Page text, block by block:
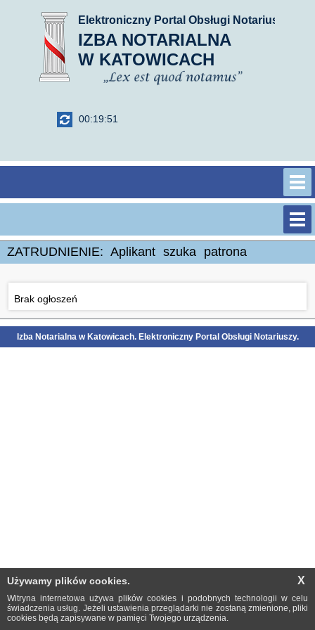
IZBA NOTARIALNA
W KATOWICACH
00:19:51
POMOC
KONTAKT
LOGOWANIE
ZATRUDNIENIE
ZASTĘPCY
NOTARIUSZ SZUKA
APLIKANTA
ZASTĘPCA SZUKA
NOTARIUSZA
ZATRUDNIENIE: Aplikant szuka patrona
Brak ogłoszeń
Izba Notarialna w Katowicach. Elektroniczny Portal Obsługi Notariuszy.
Używamy plików cookies. X
Witryna internetowa używa plików cookies i podobnych technologii w celu
świadczenia usług. Jeżeli ustawienia przeglądarki nie zostaną zmienione, pliki
cookies będą zapisywane w pamięci Twojego urządzenia.
Opracowanie